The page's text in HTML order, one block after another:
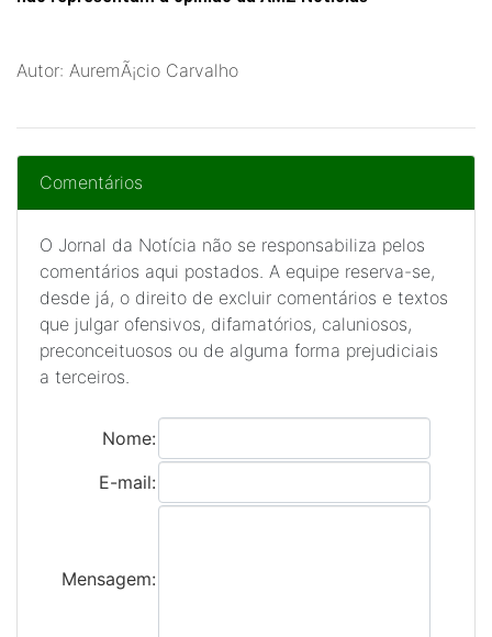
Autor: AuremÃ¡cio Carvalho
Comentários
O Jornal da Notícia não se responsabiliza pelos
comentários aqui postados. A equipe reserva-se,
desde já, o direito de excluir comentários e textos
que julgar ofensivos, difamatórios, caluniosos,
preconceituosos ou de alguma forma prejudiciais
a terceiros.
Nome:
E-mail:
Mensagem: